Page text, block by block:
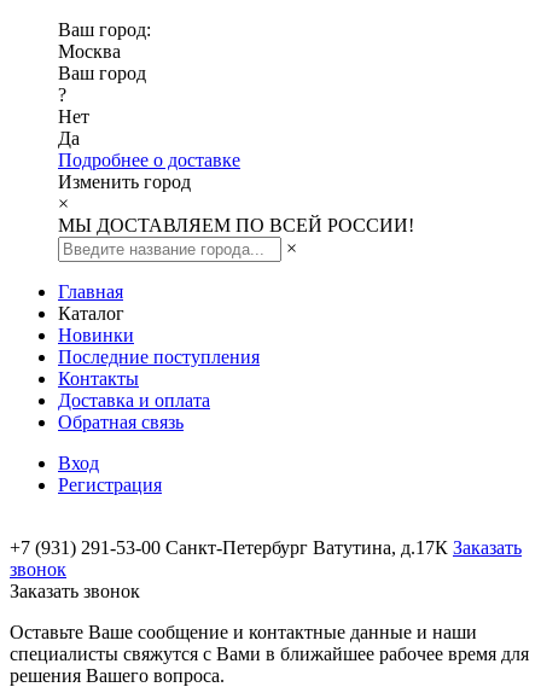
Ваш город:
Москва
Ваш город
?
Нет
Да
Подробнее о доставке
Изменить город
×
МЫ ДОСТАВЛЯЕМ ПО ВСЕЙ РОССИИ!
×
Главная
Каталог
Новинки
Последние поступления
Контакты
Доставка и оплата
Обратная связь
Вход
Регистрация
+7 (931) 291-53-00 Санкт-Петербург Ватутина, д.17К Заказать
звонок
Заказать звонок
Оставьте Ваше сообщение и контактные данные и наши
специалисты свяжутся с Вами в ближайшее рабочее время для
решения Вашего вопроса.